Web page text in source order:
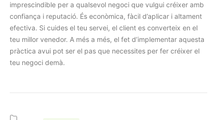
imprescindible per a qualsevol negoci que vulgui créixer amb
confiança i reputació. És econòmica, fàcil d’aplicar i altament
efectiva. Si cuides el teu servei, el client es converteix en el
teu millor venedor. A més a més, el fet d’implementar aquesta
pràctica avui pot ser el pas que necessites per fer créixer el
teu negoci demà.